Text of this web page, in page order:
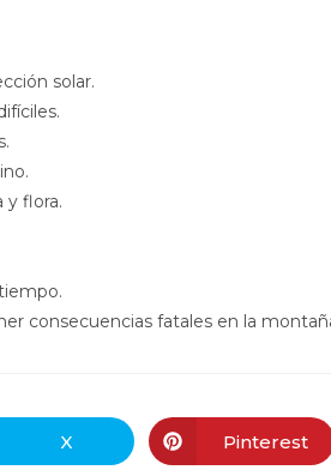
solar.
y flora.
consecuencias fatales en la
X Pinterest